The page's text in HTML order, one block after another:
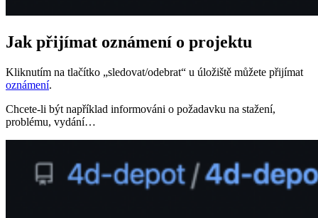
Jak přijímat oznámení o projektu
Kliknutím na tlačítko „sledovat/odebrat“ u úložiště můžete přijímat
oznámení.
Chcete-li být například informováni o požadavku na stažení,
problému, vydání…